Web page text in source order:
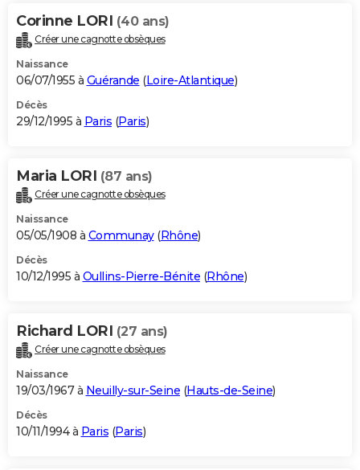
Corinne LORI (40 ans)
Créer une cagnotte obsèques
Naissance
06/07/1955 à Guérande (Loire-Atlantique)
Décès
29/12/1995 à Paris (Paris)
Maria LORI (87 ans)
Créer une cagnotte obsèques
Naissance
05/05/1908 à Communay(Rhône)
Décès
10/12/1995 à Oullins-Pierre-Bénite (Rhône)
Richard LORI (27 ans)
Créer une cagnotte obsèques
Naissance
19/03/1967 à Neuilly-sur-Seine (Hauts-de-Seine)
Décès
10/11/1994 à Paris (Paris)